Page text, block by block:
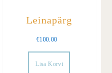
Leinapärg
€100.00
Lisa Korvi